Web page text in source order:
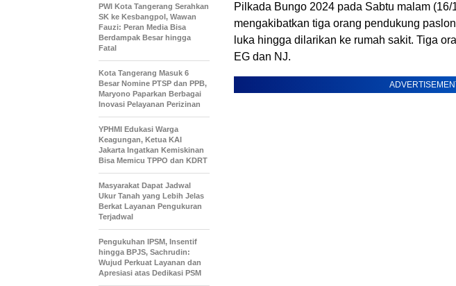
Pilkada Bungo 2024 pada Sabtu malam (16/
mengakibatkan tiga orang pendukung
luka hingga dilarikan ke rumah sakit. Tiga
EG dan NJ.
PWI Kota Tangerang Serahkan
SK ke Kesbangpol, Wawan
Fauzi: Peran Media Bisa
Berdampak Besar hingga
Fatal
Kota Tangerang Masuk 6
Besar Nomine PTSP dan PPB,
Maryono Paparkan Berbagai
Inovasi Pelayanan Perizinan
YPHMI Edukasi Warga
Keagungan, Ketua KAI
Jakarta Ingatkan Kemiskinan
Bisa Memicu TPPO dan KDRT
Masyarakat Dapat Jadwal
Ukur Tanah yang Lebih Jelas
Berkat Layanan Pengukuran
Terjadwal
Pengukuhan IPSM, Insentif
hingga BPJS, Sachrudin:
Wujud Perkuat Layanan dan
Apresiasi atas Dedikasi PSM